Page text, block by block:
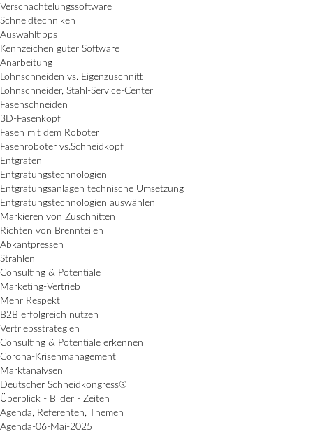
Verschachtelungssoftware
Schneidtechniken
Auswahltipps
Kennzeichen guter Software
Anarbeitung
Lohnschneiden vs. Eigenzuschnitt
Lohnschneider, Stahl-Service-Center
Fasenschneiden
3D-Fasenkopf
Fasen mit dem Roboter
Fasenroboter vs.Schneidkopf
Entgraten
Entgratungstechnologien
Entgratungsanlagen technische Umsetzung
Entgratungstechnologien auswählen
Markieren von Zuschnitten
Richten von Brennteilen
Abkantpressen
Strahlen
Consulting & Potentiale
Marketing-Vertrieb
Mehr Respekt
B2B erfolgreich nutzen
Vertriebsstrategien
Consulting & Potentiale erkennen
Corona-Krisenmanagement
Marktanalysen
Deutscher Schneidkongress®
Überblick - Bilder - Zeiten
Agenda, Referenten, Themen
Agenda-06-Mai-2025